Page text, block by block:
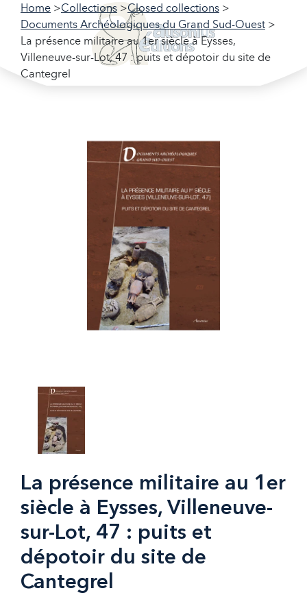
Home Collections
Closed collections
Documents Archéologiques du Grand Sud-Ouest
La présence militaire au 1er siècle à Eysses,
Villeneuve-sur-Lot, 47 : puits et dépotoir du site de
Cantegrel
La présence militaire au 1er
siècle à Eysses, Villeneuve-
sur-Lot, 47 : puits et
dépotoir du site de
Cantegrel